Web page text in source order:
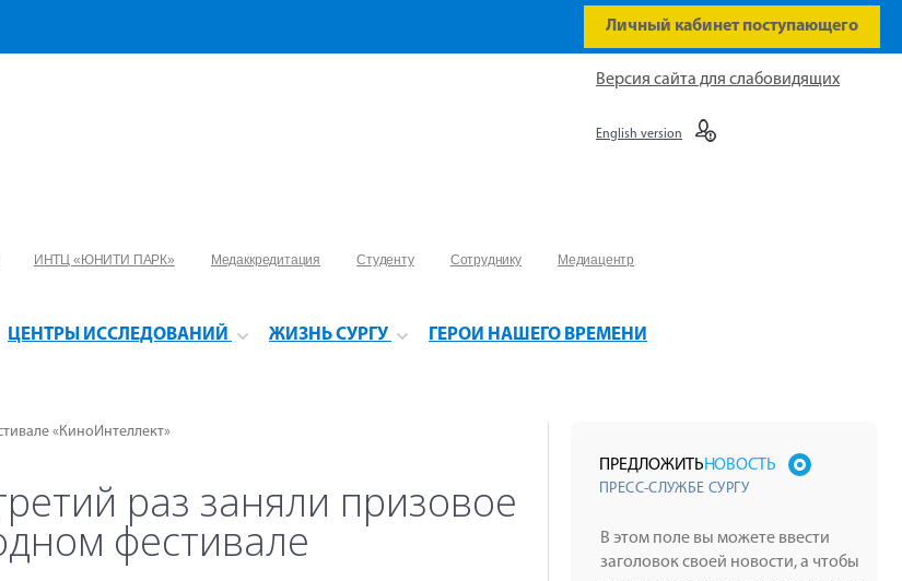
Личный кабинет поступающего
ИНТЦ «ЮНИТИ ПАРК» Медаккредитация Студенту Сотруднику
Медиацентр
ЦЕНТРЫ ИССЛЕДОВАНИЙ ЖИЗНЬ СУРГУ
ГЕРОИ НАШЕГО ВРЕМЕНИ
Версия сайта для слабовидящих
English version
«КиноИнтеллект»
раз заняли призовое
фестивале
ПРЕДЛОЖИТЬНОВОСТЬ
ПРЕСС-СЛУЖБЕ СУРГУ